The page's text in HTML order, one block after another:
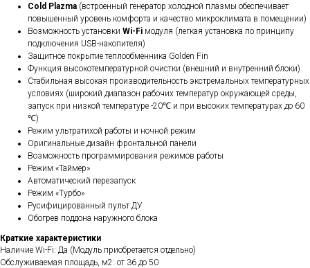
Cold Plazma (встроенный генератор холодной плазмы обеспечивает
повышенный уровень комфорта и качество микроклимата в помещении)
Возможность установки Wi-Fi модуля (легкая установка по принципу
подключения USB-накопителя)
Защитное покрытие теплообменника Golden Fin
Функция высокотемпературной очистки (внешний и внутренний блоки)
Стабильная высокая производительность экстремальных температурных
условиях (широкий диапазон рабочих температур окружающей среды,
запуск при низкой температуре -20℃ и при высоких температурах до 60
℃)
Режим ультратихой работы и ночной режим
Оригинальные дизайн фронтальной панели
Возможность программирования режимов работы
Режим «Таймер»
Автоматический перезапуск
Режим «Турбо»
Русифицированный пульт ДУ
Обогрев поддона наружного блока
Краткие характеристики
Наличие Wi-Fi: Да (Модуль приобретается отдельно)
Обслуживаемая площадь, м2: от 36 до 50